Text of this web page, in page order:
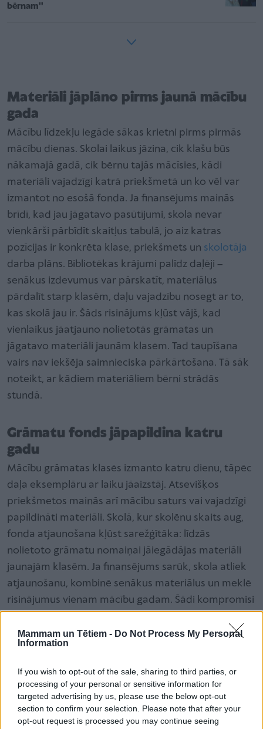
Mammam un Tētiem - Do Not Process My Personal
Information
If you wish to opt-out of the sale, sharing to third parties, or
processing of your personal or sensitive information for
targeted advertising by us, please use the below opt-out
section to confirm your selection. Please note that after your
opt-out request is processed you may continue seeing
bērnam''
Materiāli jāplāno pirms jaunā mācību
gada
Mācību līdzekļu iegāde sākas krietni pirms pirmās
mācību dienas. Skolai laikus jāzina, cik klašu būs
nākamajā gadā, cik bērnu tajās mācīsies, kādi
materiāli vajadzīgi katrā priekšmetā un ko vēl var
izmantot no esošā fonda. Ja finansējums mainās
brīdī, kad jau jāgatavo pasūtījumi, skola nevar
vienkārši pārbīdīt skaitļus tabulā, jo aiz katras
pozīcijas ir konkrēta klase, priekšmets un skolotāja
darba plāns. Bibliotēkas krājumi palīdz daļēji –
senākus izdevumus var pārskatīt, materiālus
pārdalīt starp klasēm, daļu vajadzību nosegt ar to,
kas skolā jau ir. Šāds risinājums kļūst vājš, kad
vienlaikus jāatjauno nolietotās grāmatas un
jāgatavo materiāli jaunām klasēm. Tad taupīšana
vairs nav iekšēja saimnieciska pārkārtošana. Tā sāk
noteikt, ar kādiem materiāliem bērni strādās
stundā.
Grāmatu fonds jāpapildina katru
gadu
Mācību grāmatas klasēs izmanto katru dienu, tāpēc
daļa eksemplāru ar laiku jāaizstāj. Atsevišķos
priekšmetos mainās arī mācību saturs vai vajadzīgi
papildināti materiāli. Skolā, kur skolēnu skaits aug,
fonda atjaunošana kļūst sarežģītāka: līdzās
nolietoto grāmatu nomaiņai jāiegādājas materiāli
jaunajām klasēm. Ja finansējums sarūk, skola atliek
atjaunošanu, kombinē senākus materiālus un meklē
risinājumus vienam mācību gadam. Šādi kompromisi
uzdevumi pieejamajiem materiāliem, bērni strādā ar
dažādiem izdevumiem vai kopētām lapām, un arvien
Grāmata klasē neatrisina mācīšanos
mājās